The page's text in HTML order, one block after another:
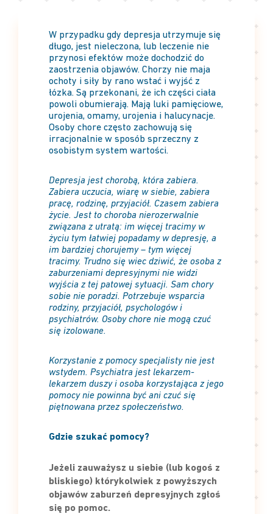
W przypadku gdy depresja utrzymuje się
długo, jest nieleczona, lub leczenie nie
przynosi efektów może dochodzić do
zaostrzenia objawów. Chorzy nie maja
ochoty i siły by rano wstać i wyjść z
łózka. Są przekonani, że ich części ciała
powoli obumierają. Mają luki pamięciowe,
urojenia, omamy, urojenia i halucynacje.
Osoby chore często zachowują się
irracjonalnie w sposób sprzeczny z
osobistym system wartości.
Depresja jest chorobą, która zabiera.
Zabiera uczucia, wiarę w siebie, zabiera
pracę, rodzinę, przyjaciół. Czasem zabiera
życie. Jest to choroba nierozerwalnie
związana z utratą: im więcej tracimy w
życiu tym łatwiej popadamy w depresję, a
im bardziej chorujemy – tym więcej
tracimy. Trudno się wiec dziwić, że osoba z
zaburzeniami depresyjnymi nie widzi
wyjścia z tej patowej sytuacji. Sam chory
sobie nie poradzi. Potrzebuje wsparcia
rodziny, przyjaciół, psychologów i
psychiatrów. Osoby chore nie mogą czuć
się izolowane.
Korzystanie z pomocy specjalisty nie jest
wstydem. Psychiatra jest lekarzem-
lekarzem duszy i osoba korzystająca z jego
pomocy nie powinna być ani czuć się
piętnowana przez społeczeństwo.
Gdzie szukać pomocy?
Jeżeli zauważysz u siebie (lub kogoś z
bliskiego) którykolwiek z powyższych
objawów zaburzeń depresyjnych zgłoś
się po pomoc.